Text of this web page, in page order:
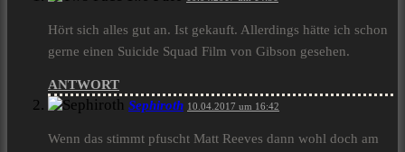
Hört sich alles gut an. Ist gekauft. Allerdings hätte ich schon
gerne einen Suicide Squad Film von Gibson gesehen.
ANTWORT
Sephiroth 10.04.2017 um 16:42
Wenn das stimmt pfuscht Matt Reeves dann wohl doch am